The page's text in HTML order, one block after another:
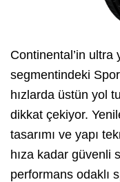
Continental’in
segmentindeki
hızlarda üstün yol
dikkat çekiyor.
tasarımı ve yapı
hıza kadar güvenli
performans odaklı